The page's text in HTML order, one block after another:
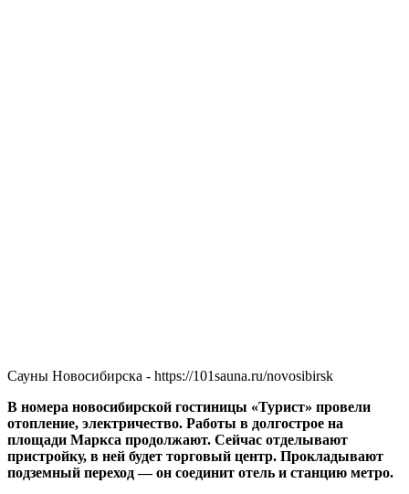
Сауны Новосибирска - https://101sauna.ru/novosibirsk
В номера новосибирской гостиницы «Турист» провели
отопление, электричество. Работы в долгострое на
площади Маркса продолжают. Сейчас отделывают
пристройку, в ней будет торговый центр. Прокладывают
подземный переход — он соединит отель и станцию метро.